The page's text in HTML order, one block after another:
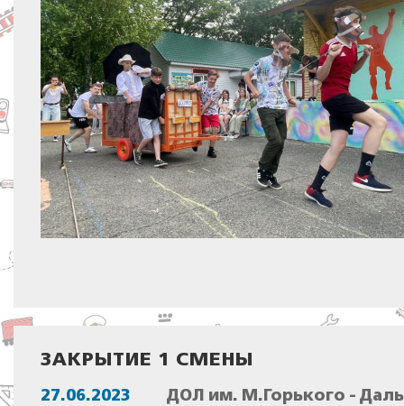
ЗАКРЫТИЕ 1 СМЕНЫ
27.06.2023 ДОЛ им. М.Горького -